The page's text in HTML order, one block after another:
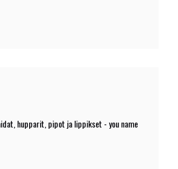
hupparit, pipot ja lippikset - you name